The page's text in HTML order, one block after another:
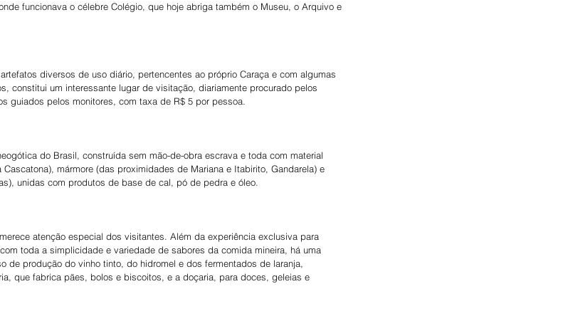
funcionava o célebre Colégio, que hoje abriga também o Museu, o Arquivo e
diversos de uso diário, pertencentes ao próprio Caraça e com algumas
constitui um interessante lugar de visitação, diariamente procurado pelos
guiados pelos monitores, com taxa de R$ 5 por pessoa.
do Brasil, construída sem mão-de-obra escrava e toda com material
mármore (das proximidades de Mariana e Itabirito, Gandarela) e
unidas com produtos de base de cal, pó de pedra e óleo.
atenção especial dos visitantes. Além da experiência exclusiva para
toda a simplicidade e variedade de sabores da comida mineira, há uma
de produção do vinho tinto, do hidromel e dos fermentados de laranja,
que fabrica pães, bolos e biscoitos, e a doçaria, para doces, geleias e